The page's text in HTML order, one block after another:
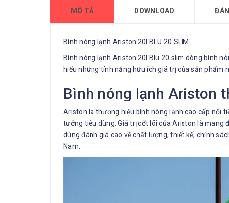
MÔ TẢ DOWNLOAD
Bình nóng lạnh Ariston 20l BLU 20 SLIM
Bình nóng lạnh Ariston 20l Blu 20 slim dòng bình
hiểu những tính năng hữu ích giá trị của sản phẩm
Bình nóng lạnh Ariston
Ariston là thương hiệu bình nóng lạnh cao cấp nổi
tưởng tiêu dùng. Giá trị cốt lõi của Ariston là mang
dùng đánh giá cao về chất lượng, thiết kế, chính
Nam.